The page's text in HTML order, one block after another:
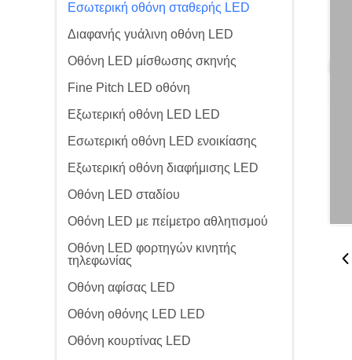
Εσωτερική οθόνη σταθερής LED
Διαφανής γυάλινη οθόνη LED
Οθόνη LED μίσθωσης σκηνής
Fine Pitch LED οθόνη
Εξωτερική οθόνη LED LED
Εσωτερική οθόνη LED ενοικίασης
Εξωτερική οθόνη διαφήμισης LED
Οθόνη LED σταδίου
Οθόνη LED με πείμετρο αθλητισμού
Οθόνη LED φορτηγών κινητής
τηλεφωνίας
Οθόνη αφίσας LED
Οθόνη οθόνης LED LED
Οθόνη κουρτίνας LED